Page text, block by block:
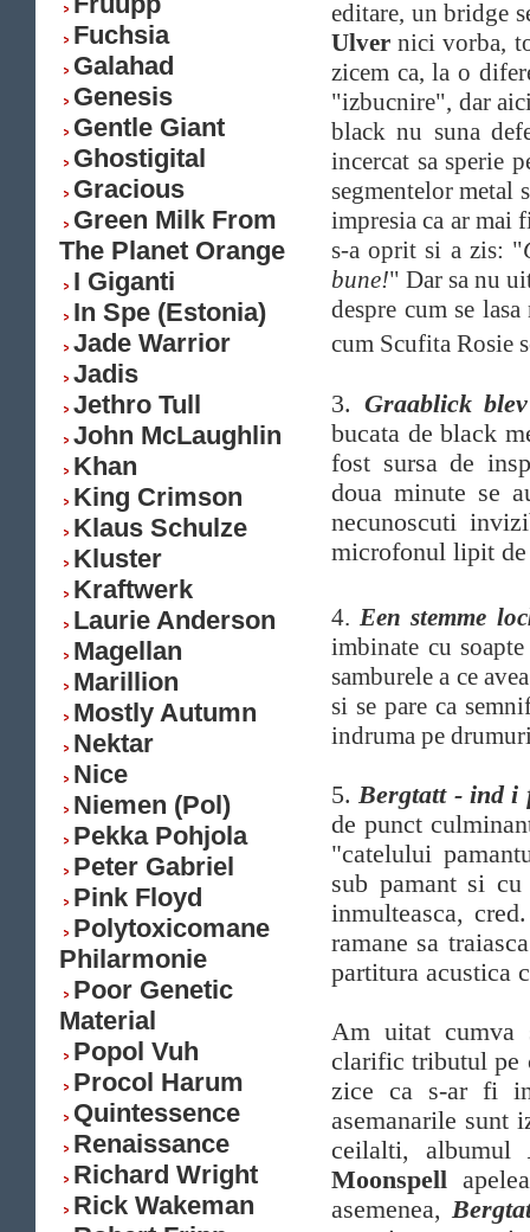
Fuchsia
Galahad
Genesis
Gentle Giant
Ghostigital
Gracious
Green Milk From
The Planet Orange
I Giganti
In Spe (Estonia)
Jade Warrior
Jadis
Jethro Tull
John McLaughlin
Khan
King Crimson
Klaus Schulze
Kluster
Kraftwerk
Laurie Anderson
Magellan
Marillion
Mostly Autumn
Nektar
Nice
Niemen (Pol)
Pekka Pohjola
Peter Gabriel
Pink Floyd
Polytoxicomane
Philarmonie
Poor Genetic
Material
Popol Vuh
Procol Harum
Quintessence
Renaissance
Richard Wright
Rick Wakeman
editare, un bridge
Ulvernici vorba,
zicem ca, la o
"izbucnire", dar
black nu suna
incercat sa sperie
segmentelor metal
impresia ca ar mai
s-a oprit si a zis: "
bune!" Dar sa nu
despre cum se
cum Scufita Rosie
3. Graablick
bucata de black
fost sursa de
doua minute se
necunoscuti
microfonul lipit de
4.Een stemme
imbinate cu
samburele a ce
si se pare ca
indruma pe
5.Bergtatt - ind i
de punct
"catelului
sub pamant si
inmulteasca,
ramane sa
partitura acustica
Am uitat cumva
clarific tributul pe
zice ca s-ar fi
asemanarile sunt
ceilalti, albumul
Moonspell
asemenea,